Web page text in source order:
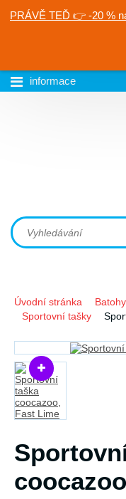
PRÁVĚ TEĎ 👉 -20 %
informace
Úvodní stránka
Sportovní tašky